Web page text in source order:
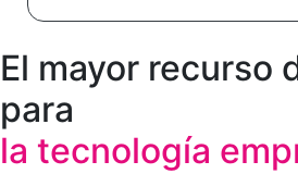
El mayor recurso
para
la tecnología